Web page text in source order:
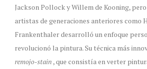
Jackson Pollock y Willem de Kooning,
artistas de generaciones anteriores como
Frankenthaler desarrolló un enfoque
revolucionó la pintura. Su técnica más
remojo-stain , que consistía en verter